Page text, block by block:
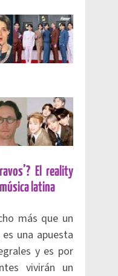
El reality
latina
más que un
una apuesta
y es por
vivirán un